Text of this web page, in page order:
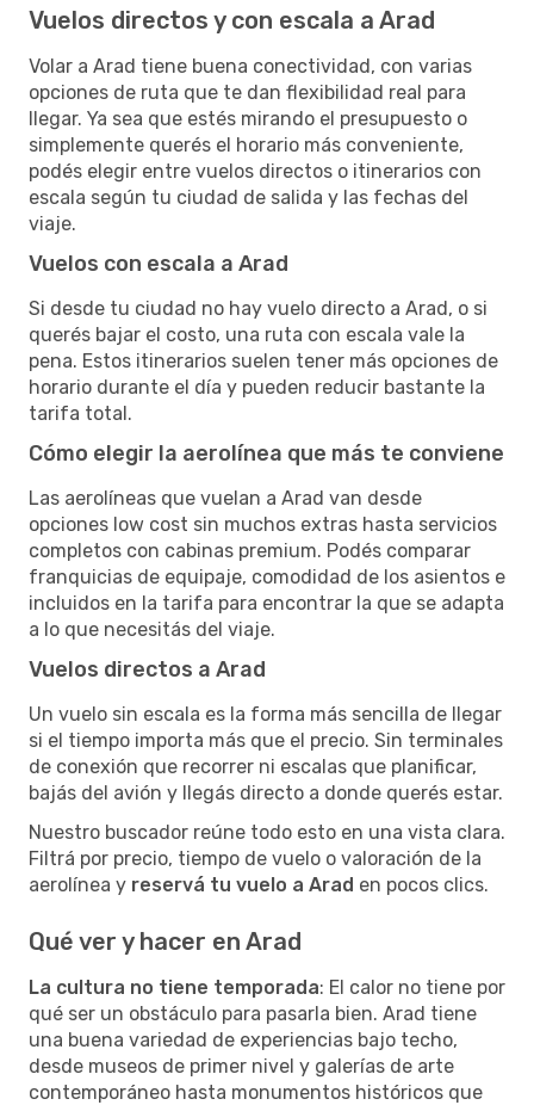
Vuelos directos y con escala a Arad
Volar a Arad tiene buena conectividad, con varias
opciones de ruta que te dan flexibilidad real para
llegar. Ya sea que estés mirando el presupuesto o
simplemente querés el horario más conveniente,
podés elegir entre vuelos directos o itinerarios con
escala según tu ciudad de salida y las fechas del
viaje.
Vuelos con escala a Arad
Si desde tu ciudad no hay vuelo directo a Arad, o si
querés bajar el costo, una ruta con escala vale la
pena. Estos itinerarios suelen tener más opciones de
horario durante el día y pueden reducir bastante la
tarifa total.
Cómo elegir la aerolínea que más te conviene
Las aerolíneas que vuelan a Arad van desde
opciones low cost sin muchos extras hasta servicios
completos con cabinas premium. Podés comparar
franquicias de equipaje, comodidad de los asientos e
incluidos en la tarifa para encontrar la que se adapta
a lo que necesitás del viaje.
Vuelos directos a Arad
Un vuelo sin escala es la forma más sencilla de llegar
si el tiempo importa más que el precio. Sin terminales
de conexión que recorrer ni escalas que planificar,
bajás del avión y llegás directo a donde querés estar.
Nuestro buscador reúne todo esto en una vista clara.
Filtrá por precio, tiempo de vuelo o valoración de la
aerolínea y reservá tu vuelo a Arad en pocos clics.
Qué ver y hacer en Arad
La cultura no tiene temporada: El calor no tiene por
qué ser un obstáculo para pasarla bien. Arad tiene
una buena variedad de experiencias bajo techo,
desde museos de primer nivel y galerías de arte
contemporáneo hasta monumentos históricos que